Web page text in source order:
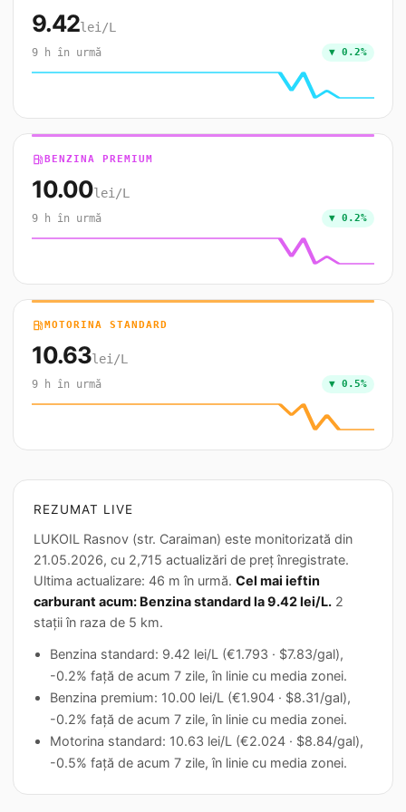
9.42lei/L
9 h în urmă ▼ 0.2%
local_gas_stationBENZINA PREMIUM
10.00lei/L
9 h în urmă ▼ 0.2%
local_gas_stationMOTORINA STANDARD
10.63lei/L
9 h în urmă ▼ 0.5%
REZUMAT LIVE
LUKOIL Rasnov (str. Caraiman) este monitorizată din
21.05.2026, cu 2,715 actualizări de preț înregistrate.
Ultima actualizare: 46 m în urmă. Cel mai ieftin
carburant acum: Benzina standard la 9.42 lei/L. 2
stații în raza de 5 km.
Benzina standard: 9.42 lei/L (€1.793 · $7.83/gal),
-0.2% față de acum 7 zile, în linie cu media zonei.
Benzina premium: 10.00 lei/L (€1.904 · $8.31/gal),
-0.2% față de acum 7 zile, în linie cu media zonei.
Motorina standard: 10.63 lei/L (€2.024 · $8.84/gal),
-0.5% față de acum 7 zile, în linie cu media zonei.